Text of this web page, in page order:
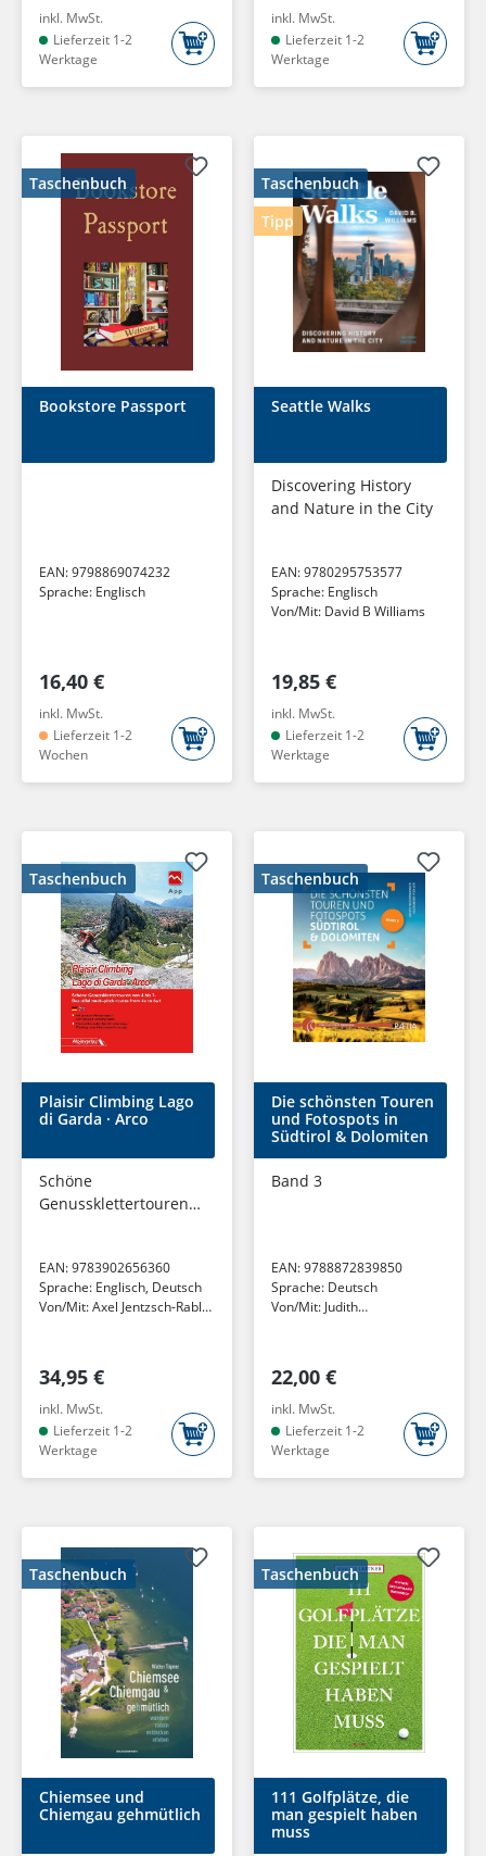
inkl. MwSt.
Lieferzeit 1-2
Werktage
inkl. MwSt.
Lieferzeit 1-2
Werktage
Taschenbuch
Bookstore Passport
EAN:9798869074232
Sprache: Englisch
16,40 €
inkl. MwSt.
Lieferzeit 1-2
Wochen
Taschenbuch
Tipp
Seattle Walks
Discovering History
and Nature in the City
EAN:9780295753577
Sprache: Englisch
Von/Mit: David B Williams
19,85 €
inkl. MwSt.
Lieferzeit 1-2
Werktage
Taschenbuch
Plaisir Climbing Lago
di Garda · Arco
Schöne
Genussklettertouren
from 4a to 6a+
EAN:9783902656360
Sprache: Englisch, Deutsch
Von/Mit:Axel Jentzsch-Rabl
34,95 €
inkl. MwSt.
Lieferzeit 1-2
Werktage
Taschenbuch
Die schönsten Touren
und Fotospots in
Südtirol & Dolomiten
Band 3
EAN:9788872839850
Sprache: Deutsch
Von/Mit: Judith
22,00 €
inkl. MwSt.
Lieferzeit 1-2
Werktage
Taschenbuch
Chiemsee und
Chiemgau gehmütlich
Taschenbuch
111 Golfplätze, die
man gespielt haben
muss